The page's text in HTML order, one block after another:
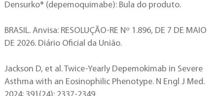
Densurko® (depemoquimabe): Bula do produto.
BRASIL. Anvisa: RESOLUÇÃO-RE Nº 1.896, DE 7 DE MAIO
DE 2026. Diário Oficial da União.
Jackson D, et al. Twice-Yearly Depemokimab in Severe
Asthma with an Eosinophilic Phenotype. N Engl J Med.